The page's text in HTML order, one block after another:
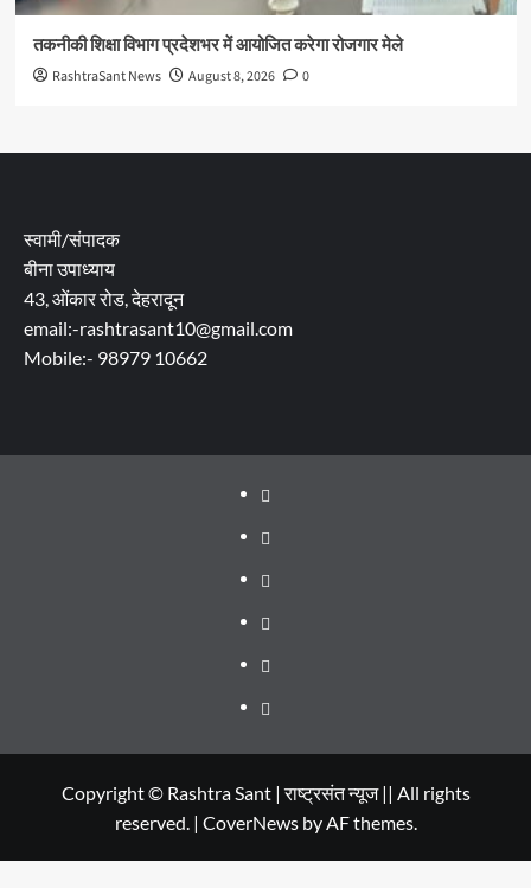
तकनीकी शिक्षा विभाग प्रदेशभर में आयोजित करेगा रोजगार मेले
RashtraSant News August 8, 2026 0
स्वामी/संपादक
बीना उपाध्याय
43, ओंकार रोड, देहरादून
email:-rashtrasant10@gmail.com
Mobile:- 98979 10662
About
WEB
SERIES
TO
Dehradun
Smart
City
Life
in
Dehradun
Places
to
in
Dehradun
सम्पर्क
Copyright © Rashtra Sant | राष्ट्रसंत न्यूज || All rights
reserved. | CoverNewsby AF themes.